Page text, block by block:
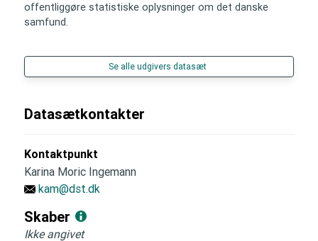
offentliggøre statistiske oplysninger om det danske
samfund.
Se alle udgivers datasæt
Datasætkontakter
Kontaktpunkt
Karina Moric Ingemann
kam@dst.dk
Skaber
Ikke angivet